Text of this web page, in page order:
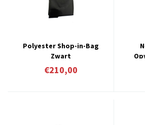
Polyester Shop-in-Bag
Zwart
€210,00